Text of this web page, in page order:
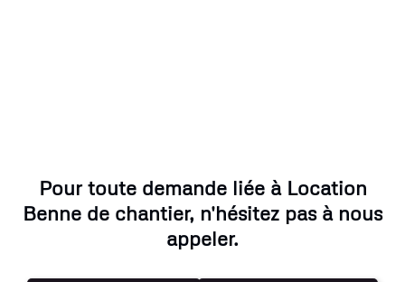
Pour toute demande liée à Location
Benne de chantier, n'hésitez pas à nous
appeler.